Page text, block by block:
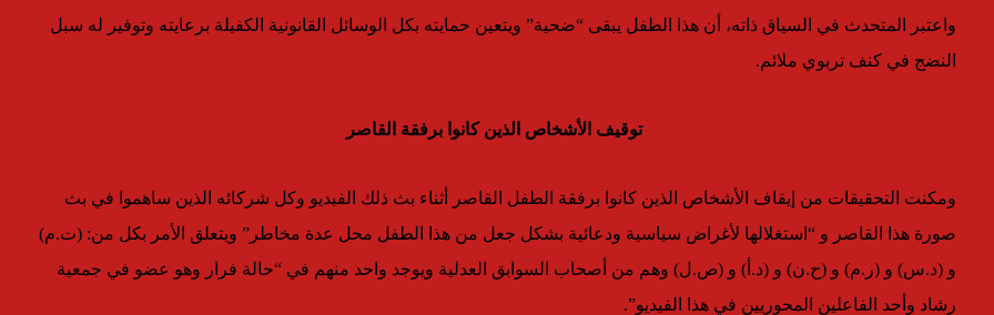
واعتبر المتحدث في السياق ذاته، أن هذا الطفل يبقى “ضحية” ويتعين حمايته بكل الوسائل القانونية الكفيلة برعايته وتوفير له سبل
النضج في كنف تربوي ملائم.
توقيف الأشخاص الذين كانوا برفقة القاصر
ومكنت التحقيقات من إيقاف الأشخاص الذين كانوا برفقة الطفل القاصر أثناء بث ذلك الفيديو وكل شركائه الذين ساهموا في بث
صورة هذا القاصر و “استغلالها لأغراض سياسية ودعائية بشكل جعل من هذا الطفل محل عدة مخاطر” ويتعلق الأمر بكل من: (ت.م)
و (د.س) و (ر.م) و (ح.ن) و (د.أ) و (ص.ل) وهم من أصحاب السوابق العدلية ويوجد واحد منهم في “حالة فرار وهو عضو في جمعية
رشاد وأحد الفاعلين المحوريين في هذا الفيديو”.